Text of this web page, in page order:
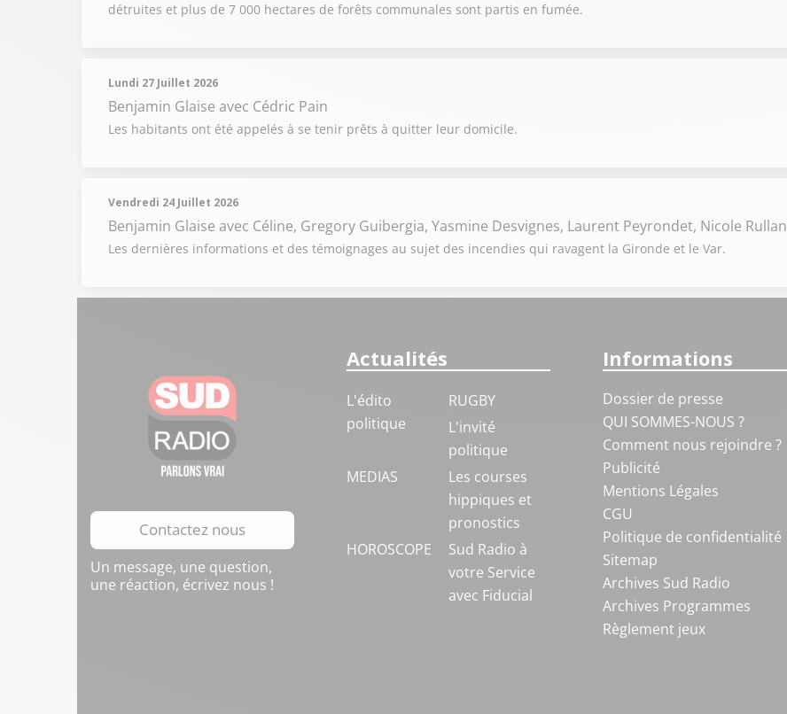
détruites et plus de 7 000 hectares de forêts communales sont partis en fumée.
Lundi 27 Juillet 2026
Benjamin Glaise avec Cédric Pain
Les habitants ont été appelés à se tenir prêts à quitter leur domicile.
Vendredi 24 Juillet 2026
Benjamin Glaise avec Céline, Gregory Guibergia, Yasmine Desvignes, Laurent Peyrondet, Nicole Rullan
Les dernières informations et des témoignages au sujet des incendies qui ravagent la Gironde et le Var.
Contactez nous
Un message, une question,
une réaction, écrivez nous !
Actualités
L'édito
politique
RUGBY
L'invité
politique
MEDIAS
Les courses
hippiques et
pronostics
HOROSCOPE
Sud Radio à
votre Service
avec Fiducial
Informations
Dossier de presse
QUI SOMMES-NOUS ?
Comment nous rejoindre ?
Publicité
Mentions Légales
CGU
Politique de confidentialité
Sitemap
Archives Sud Radio
Archives Programmes
Règlement jeux